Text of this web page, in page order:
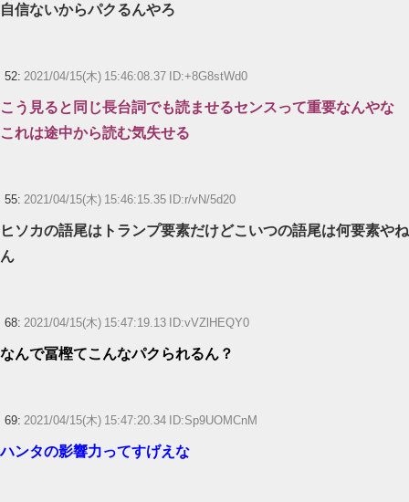
自信ないからパクるんやろ
52: 2021/04/15(木) 15:46:08.37 ID:+8G8stWd0
こう見ると同じ長台詞でも読ませるセンスって重要なんやな
これは途中から読む気失せる
55: 2021/04/15(木) 15:46:15.35 ID:r/vN/5d20
ヒソカの語尾はトランプ要素だけどこいつの語尾は何要素やね
ん
68: 2021/04/15(木) 15:47:19.13 ID:vVZlHEQY0
なんで冨樫てこんなパクられるん？
69: 2021/04/15(木) 15:47:20.34 ID:Sp9UOMCnM
ハンタの影響力ってすげえな